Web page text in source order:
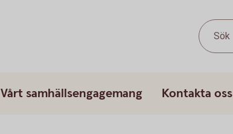
Sök
Vårt samhällsengagemang Kontakta oss